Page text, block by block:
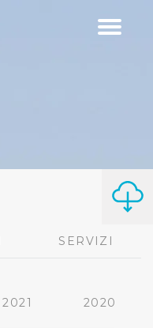
Toggle
SERVIZI
2021 2020